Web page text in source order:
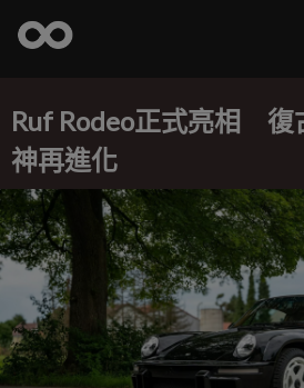
Ruf Rodeo正式亮相 復
神再進化